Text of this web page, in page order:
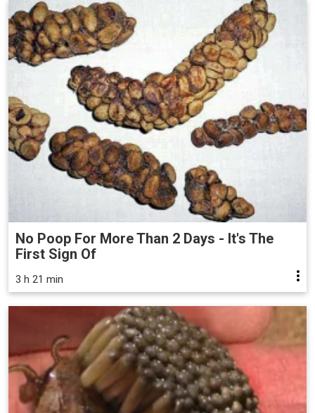
No Poop For More Than 2 Days - It's The
First Sign Of
3 h 21 min